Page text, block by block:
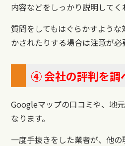
内容などをしっかり説明してく
質問をしてもはぐらかすよう
かされたりする場合は注意が必
④ 会社の評判を調
Googleマップの口コミや、地
なります。
一度手抜きをした業者が、他